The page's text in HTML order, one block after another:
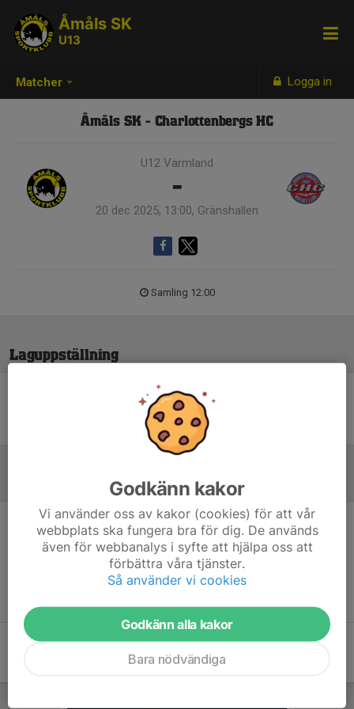
Matcher Logga in
Åmåls SK
U13
Åmåls SK - Charlottenbergs HC
U12 Värmland
-
20 dec 2025, 13:00, Gränshallen
Samling 12:00
Laguppställning
Ingen uppställning ifylld
Inget referat skrivet
Godkänn kakor
Vi använder oss av kakor (cookies) för att vår
webbplats ska fungera bra för dig. De används
även för webbanalys i syfte att hjälpa oss att
förbättra våra tjänster.
Så använder vi cookies
Godkänn alla kakor
Bara nödvändiga